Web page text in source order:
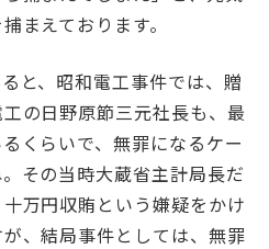
まえております。
と、昭和電工事件では、贈
の日野原節三元社長も、最
くらいで、無罪になるケー
その当時大蔵省主計局長だ
万円収賄という嫌疑をかけ
、結局事件としては、無罪